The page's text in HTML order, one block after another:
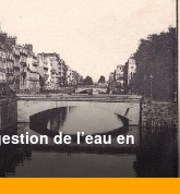
de l’eau en